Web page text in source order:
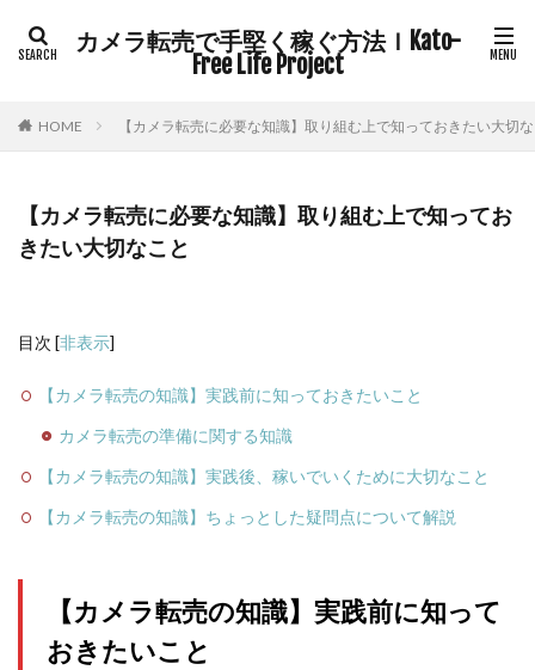
カメラ転売で手堅く稼ぐ方法ｌKato-
Free Life Project
HOME 【カメラ転売に必要な知識】取り組む上で知っておきたい大切
【カメラ転売に必要な知識】取り組む上で知ってお
きたい大切なこと
目次 [非表示]
【カメラ転売の知識】実践前に知っておきたいこと
カメラ転売の準備に関する知識
【カメラ転売の知識】実践後、稼いでいくために大切なこと
【カメラ転売の知識】ちょっとした疑問点について解説
【カメラ転売の知識】実践前に知って
おきたいこと